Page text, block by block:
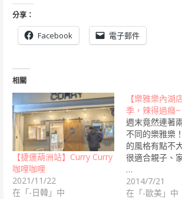
分享：
Facebook 電子郵件
相關
【捷運葫洲站】Curry Curry
咖哩咖哩
2021/11/22
在「-日韓」中
【樂雅樂內湖
季，辣得過癮~
週末竟然連著
不同的樂雅樂
的風格有點不
很適合親子、
…
2014/7/21
在「-歐美」中